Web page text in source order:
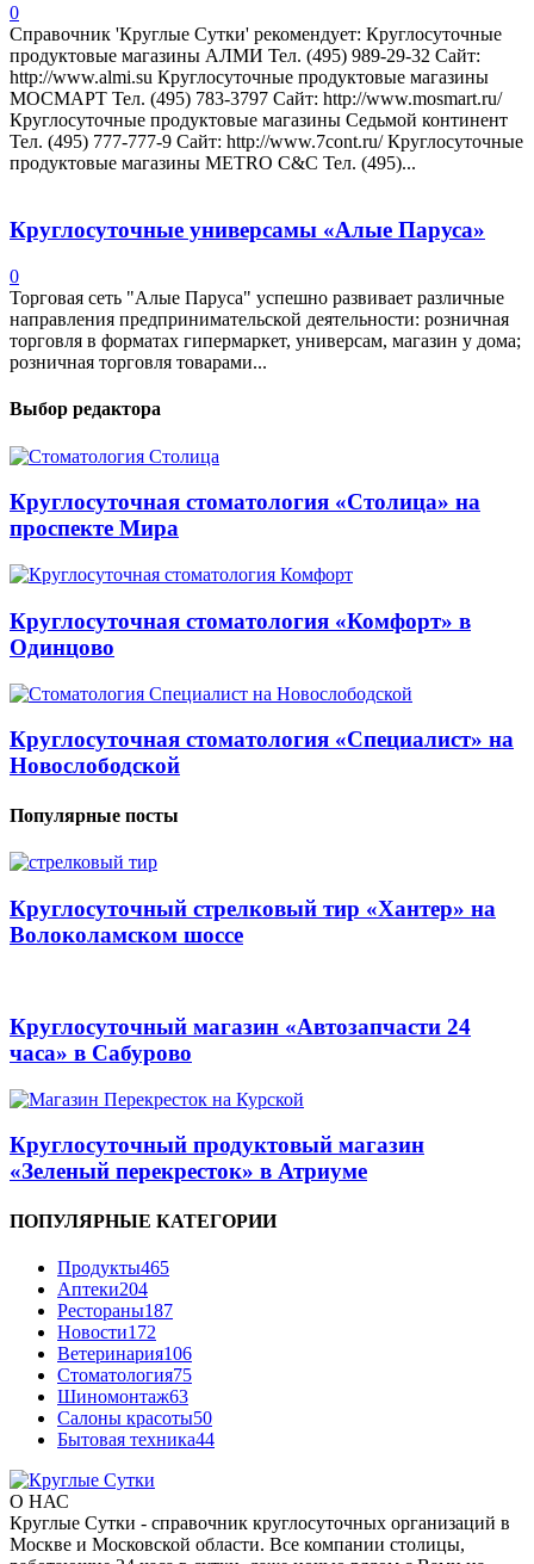
0
Справочник 'Круглые Сутки' рекомендует: Круглосуточные
продуктовые магазины АЛМИ Тел. (495) 989-29-32 Сайт:
http://www.almi.su Круглосуточные продуктовые магазины
МОСМАРТ Тел. (495) 783-3797 Сайт: http://www.mosmart.ru/
Круглосуточные продуктовые магазины Седьмой континент
Тел. (495) 777-777-9 Сайт: http://www.7cont.ru/ Круглосуточные
продуктовые магазины METRO C&C Тел. (495)...
Круглосуточные универсамы «Алые Паруса»
0
Торговая сеть "Алые Паруса" успешно развивает различные
направления предпринимательской деятельности: розничная
торговля в форматах гипермаркет, универсам, магазин у дома;
розничная торговля товарами...
Выбор редактора
Круглосуточная стоматология «Столица» на
проспекте Мира
Круглосуточная стоматология «Комфорт» в
Одинцово
Круглосуточная стоматология «Специалист» на
Новослободской
Популярные посты
Круглосуточный стрелковый тир «Хантер» на
Волоколамском шоссе
Круглосуточный магазин «Автозапчасти 24
часа» в Сабурово
Круглосуточный продуктовый магазин
«Зеленый перекресток» в Атриуме
ПОПУЛЯРНЫЕ КАТЕГОРИИ
Продукты465
Аптеки204
Рестораны187
Новости172
Ветеринария106
Стоматология75
Шиномонтаж63
Салоны красоты50
Бытовая техника44
О НАС
Круглые Сутки - справочник круглосуточных организаций в
Москве и Московской области. Все компании столицы,